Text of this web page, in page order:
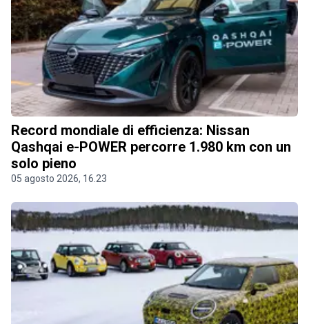
Record mondiale di efficienza: Nissan
Qashqai e-POWER percorre 1.980 km con un
solo pieno
05 agosto 2026, 16.23